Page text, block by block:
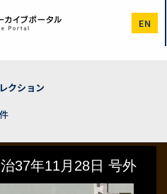
EN
クション